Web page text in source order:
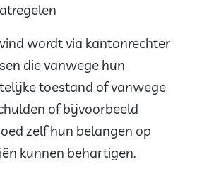
wordt via kantonrechter
die vanwege hun
toestand of vanwege
of bijvoorbeeld
zelf hun belangen op
kunnen behartigen.